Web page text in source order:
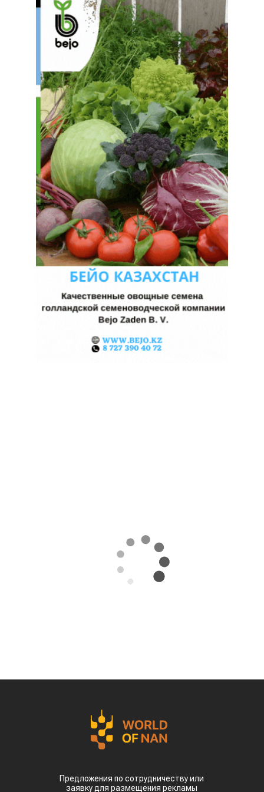
За первые пять месяцев этого года аграрии
Казахстана совершили масштабный прорыв
на мировом рынке зернобобовых, продав за
рубеж более 93 тыс тонн чечевицы,
остается Турция, которая увеличила закупки в
пять раз и импортировала 63,4 тыс. тонн.
Главной сенсацией отчетного периода стал
рынок Китая. Если в прошлом году отгрузки туда
текущего года КНР выкупила сразу 14,2 тыс.
тонн казахстанской чечевицы.